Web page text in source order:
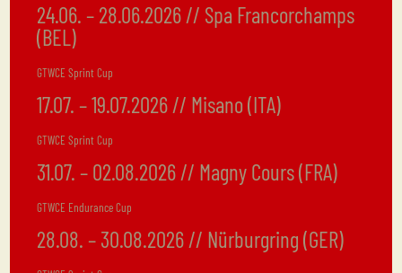
24.06. – 28.06.2026 // Spa Francorchamps
(BEL)
GTWCE Sprint Cup
17.07. – 19.07.2026 // Misano (ITA)
GTWCE Sprint Cup
31.07. – 02.08.2026 // Magny Cours (FRA)
GTWCE Endurance Cup
28.08. – 30.08.2026 // Nürburgring (GER)